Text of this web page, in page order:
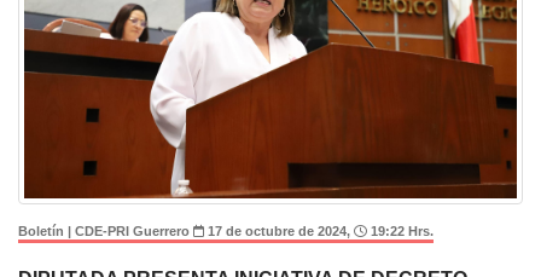
Boletín | CDE-PRI Guerrero 17 de octubre de 2024, 19:22 Hrs.